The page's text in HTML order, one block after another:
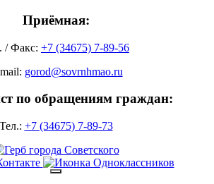
Приёмная:
/ Факс: +7 (34675) 7-89-56
gorod@sovrnhmao.ru
по обращениям граждан:
Тел.: +7 (34675) 7-89-73